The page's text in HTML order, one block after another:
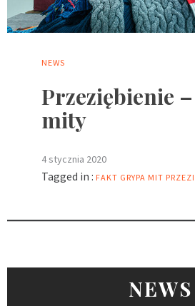
NEWS
Przeziębienie
mity
4 stycznia 2020
Tagged in : FAKT GRYPA MIT
NEWS